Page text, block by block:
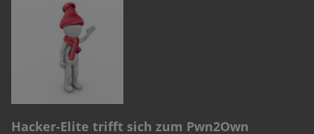
Hacker-Elite trifft sich zum Pwn2Own